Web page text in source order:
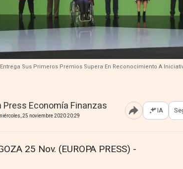
Sus Primeros Premios Supera En Reconocimiento A
Press Economía Finanzas
25 noviembre 2020 20:29 Abrir IA
25 Nov. (EUROPA PRESS) -